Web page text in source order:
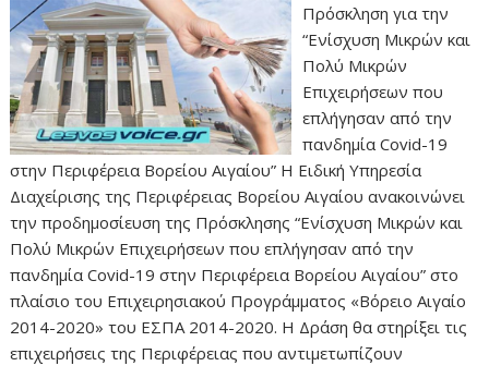
Πρόσκληση για την
“Ενίσχυση Μικρών και
Πολύ Μικρών
Επιχειρήσεων που
επλήγησαν από την
πανδημία Covid-19
στην Περιφέρεια Βορείου Αιγαίου” H Ειδική Υπηρεσία
Διαχείρισης της Περιφέρειας Βορείου Αιγαίου ανακοινώνει
την προδημοσίευση της Πρόσκλησης “Ενίσχυση Μικρών και
Πολύ Μικρών Επιχειρήσεων που επλήγησαν από την
πανδημία Covid-19 στην Περιφέρεια Βορείου Αιγαίου” στο
πλαίσιο του Επιχειρησιακού Προγράμματος «Βόρειο Αιγαίο
2014-2020» του ΕΣΠΑ 2014-2020. Η Δράση θα στηρίξει τις
επιχειρήσεις της Περιφέρειας που αντιμετωπίζουν